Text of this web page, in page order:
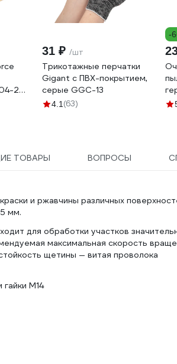
24-
31 ₽ /шт
Трикотажные перчатки
Gigant с ПВХ-покрытием,
серые GGC-13
4.1 (63)
-
ТОВАРЫ ВОПРОСЫ
и ржавчины различных
мм.
для обработки участков
максимальная скорость
щетины — витая проволока
М14